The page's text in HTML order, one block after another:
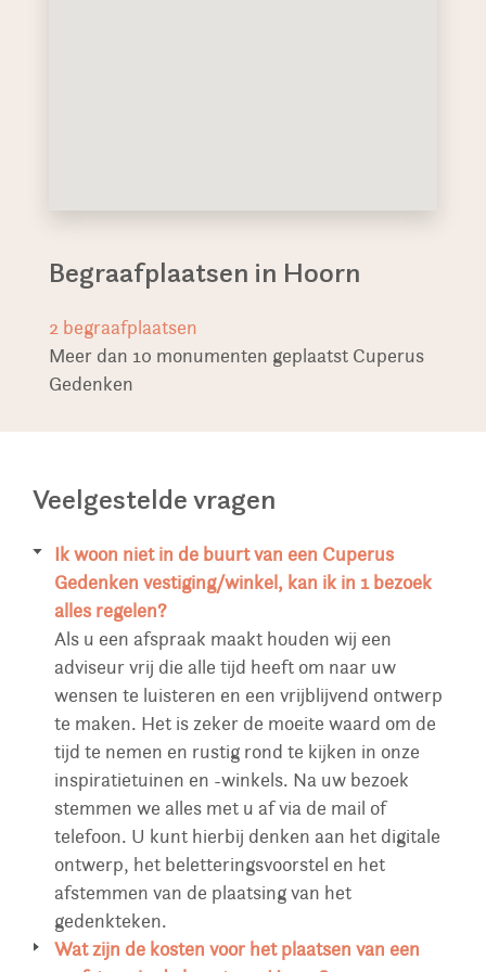
Begraafplaatsen in Hoorn
2 begraafplaatsen
Meer dan 10 monumenten geplaatst Cuperus
Gedenken
Veelgestelde vragen
Ik woon niet in de buurt van een Cuperus
Gedenken vestiging/winkel, kan ik in 1 bezoek
alles regelen?
Als u een afspraak maakt houden wij een
adviseur vrij die alle tijd heeft om naar uw
wensen te luisteren en een vrijblijvend ontwerp
te maken. Het is zeker de moeite waard om de
tijd te nemen en rustig rond te kijken in onze
inspiratietuinen en -winkels. Na uw bezoek
stemmen we alles met u af via de mail of
telefoon. U kunt hierbij denken aan het digitale
ontwerp, het beletteringsvoorstel en het
afstemmen van de plaatsing van het
gedenkteken.
Wat zijn de kosten voor het plaatsen van een